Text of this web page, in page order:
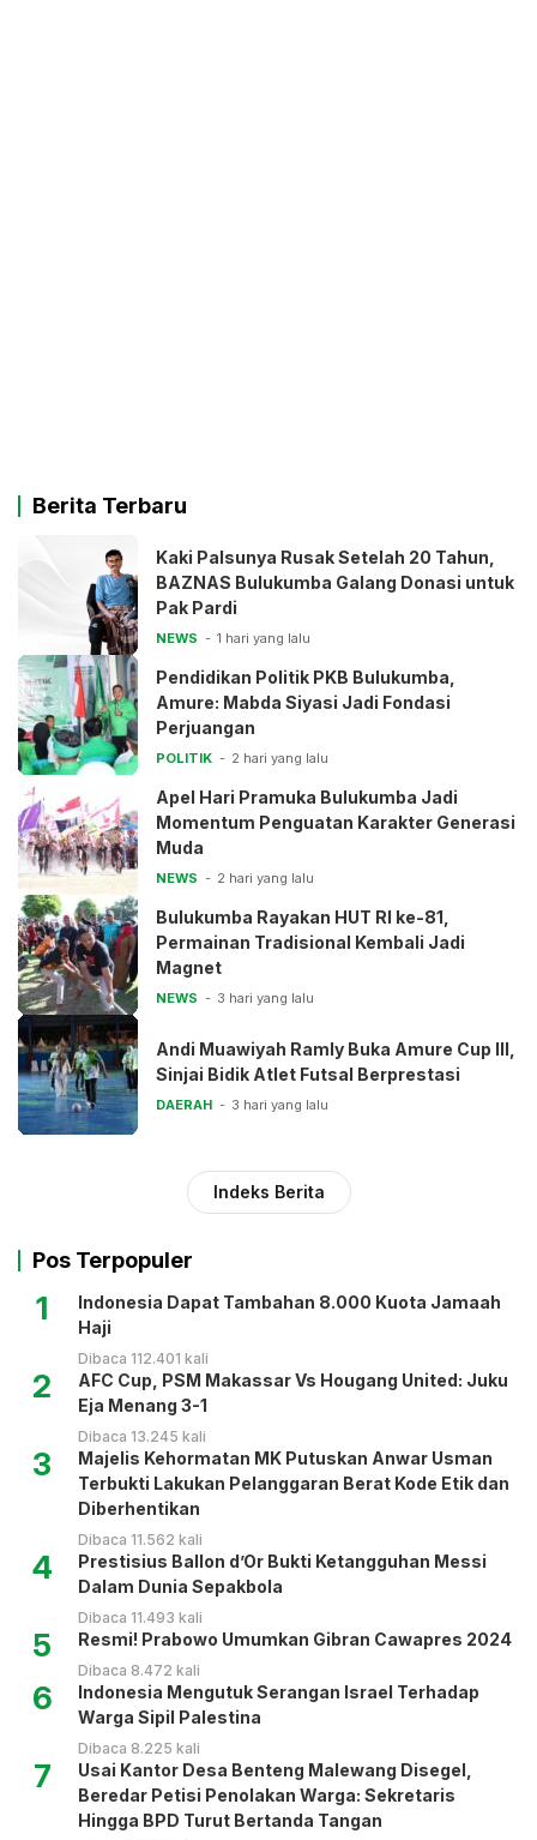
Berita Terbaru
Kaki Palsunya Rusak Setelah 20 Tahun,
BAZNAS Bulukumba Galang Donasi untuk
Pak Pardi
NEWS 1 hari yang lalu
Pendidikan Politik PKB Bulukumba,
Amure: Mabda Siyasi Jadi Fondasi
Perjuangan
POLITIK 2 hari yang lalu
Apel Hari Pramuka Bulukumba Jadi
Momentum Penguatan Karakter Generasi
Muda
NEWS 2 hari yang lalu
Bulukumba Rayakan HUT RI ke-81,
Permainan Tradisional Kembali Jadi
Magnet
NEWS 3 hari yang lalu
Andi Muawiyah Ramly Buka Amure Cup III,
Sinjai Bidik Atlet Futsal Berprestasi
DAERAH 3 hari yang lalu
Indeks Berita
Pos Terpopuler
1
Indonesia Dapat Tambahan 8.000 Kuota Jamaah
Haji
Dibaca 112.401 kali
2
AFC Cup, PSM Makassar Vs Hougang United: Juku
Eja Menang 3-1
Dibaca 13.245 kali
3
Majelis Kehormatan MK Putuskan Anwar Usman
Terbukti Lakukan Pelanggaran Berat Kode Etik dan
Diberhentikan
Dibaca 11.562 kali
4
Prestisius Ballon d’Or Bukti Ketangguhan Messi
Dalam Dunia Sepakbola
Dibaca 11.493 kali
5 Resmi! Prabowo Umumkan Gibran Cawapres 2024
Dibaca 8.472 kali
6
Indonesia Mengutuk Serangan Israel Terhadap
Warga Sipil Palestina
Dibaca 8.225 kali
7
Usai Kantor Desa Benteng Malewang Disegel,
Beredar Petisi Penolakan Warga: Sekretaris
Hingga BPD Turut Bertanda Tangan